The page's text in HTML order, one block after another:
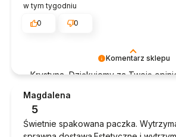
Komentarz sklepu
Krystyna, Dziękujemy za Twoją
doświadczeniem. Jesteśmy
takich klientów. Z pozdrowieniami,
w tym tygodniu
0
0
Magdalena
5
Świetnie spakowana paczka.